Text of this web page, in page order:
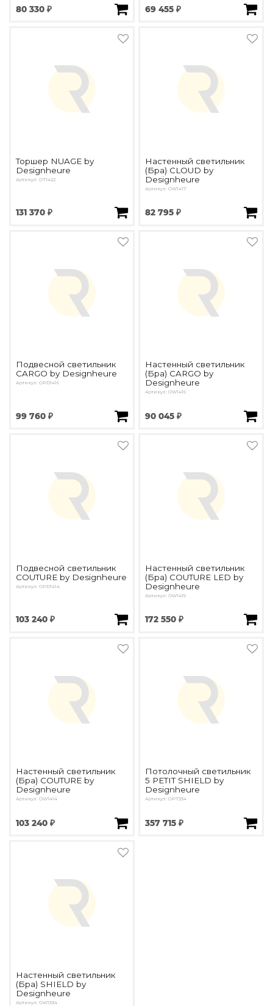
80 330 ₽ 69 455 ₽
Торшер NUAGE by
Designheure
Артикул: OT1422
131 370 ₽
Настенный светильник
(Бра) CLOUD by
Designheure
Артикул: OW1417
82 795 ₽
Подвесной светильник
CARGO by Designheure
Артикул: OPD1416
99 760 ₽
Настенный светильник
(Бра) CARGO by
Designheure
Артикул: OW1416
90 045 ₽
Подвесной светильник
COUTURE by Designheure
Артикул: OPD1414
103 240 ₽
Настенный светильник
(Бра) COUTURE LED by
Designheure
Артикул: OW1415
172 550 ₽
Настенный светильник
(Бра) COUTURE by
Designheure
Артикул: OW1414
103 240 ₽
Потолочный светильник
5 PETIT SHIELD by
Designheure
Артикул: OPT334
357 715 ₽
Настенный светильник
(Бра) SHIELD by
Designheure
Артикул: OW1334